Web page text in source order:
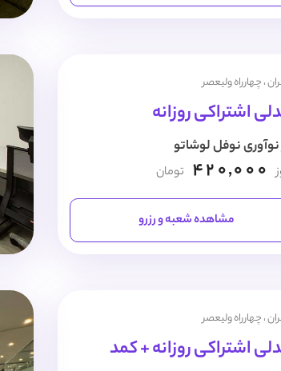
، چهارراه ولیعصر
اشتراکی روزانه
نوآوری نوفل لوشاتو
420,000 تومان
مشاهده شعبه و رزرو
، چهارراه ولیعصر
اشتراکی روزانه + کمد